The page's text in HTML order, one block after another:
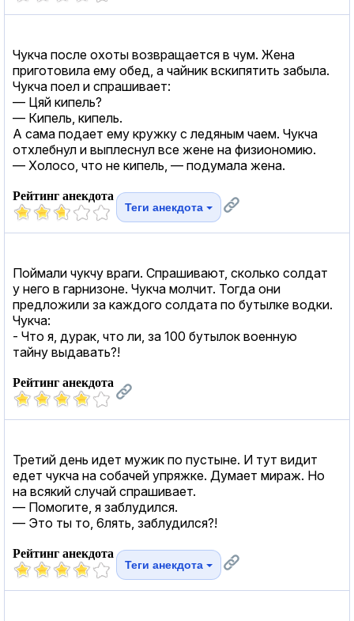
Чукча после охоты возвращается в чум. Жена
приготовила ему обед, а чайник вскипятить забыла.
Чукча поел и спрашивает:
— Цяй кипель?
— Кипель, кипель.
А сама подает ему кружку с ледяным чаем. Чукча
отхлебнул и выплеснул все жене на физиономию.
— Холосо, что не кипель, — подумала жена.
Рейтинг анекдота
Теги анекдота
Поймали чукчу враги. Спрашивают, сколько солдат
у него в гарнизоне. Чукча молчит. Тогда они
предложили за каждого солдата по бутылке водки.
Чукча:
- Что я, дурак, что ли, за 100 бутылок военную
тайну выдавать?!
Рейтинг анекдота
Третий день идет мужик по пустыне. И тут видит
едет чукча на собачей упряжке. Думает мираж. Но
на всякий случай спрашивает.
— Помогите, я заблудился.
— Это ты то, 6лять, заблудился?!
Рейтинг анекдота
Теги анекдота